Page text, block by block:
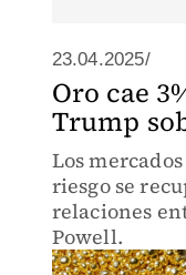
23.04.2025/
Oro cae
Trump
Los
riesgo se
relaciones
Powell.